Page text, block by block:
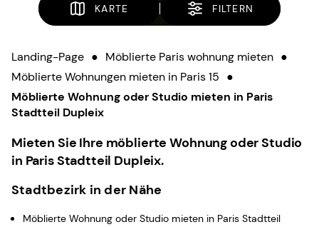
KARTE FILTERN
Landing-Page ● Möblierte Paris wohnung mieten ●
Möblierte Wohnungen mieten in Paris 15 ●
Möblierte Wohnung oder Studio mieten in Paris
Stadtteil Dupleix
Mieten Sie Ihre möblierte Wohnung oder Studio
in Paris Stadtteil Dupleix.
Stadtbezirk in der Nähe
Möblierte Wohnung oder Studio mieten in Paris Stadtteil